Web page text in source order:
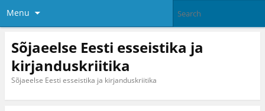
Menu
Sõjaeelse Eesti esseistika ja
kirjanduskriitika
Sõjaeelse Eesti esseistika ja kirjanduskriitika